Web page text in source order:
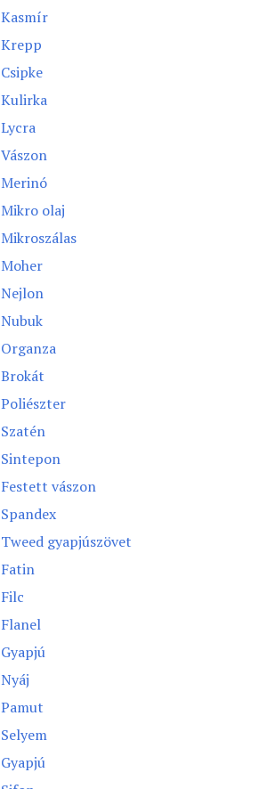
Kasmír
Krepp
Csipke
Kulirka
Lycra
Vászon
Merinó
Mikro olaj
Mikroszálas
Moher
Nejlon
Nubuk
Organza
Brokát
Poliészter
Szatén
Sintepon
Festett vászon
Spandex
Tweed gyapjúszövet
Fatin
Filc
Flanel
Gyapjú
Nyáj
Pamut
Selyem
Gyapjú